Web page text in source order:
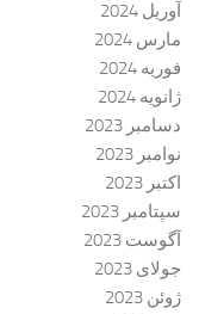
آوریل 2024
مارس 2024
فوریه 2024
ژانویه 2024
دسامبر 2023
نوامبر 2023
اکتبر 2023
سپتامبر 2023
آگوست 2023
جولای 2023
ژوئن 2023